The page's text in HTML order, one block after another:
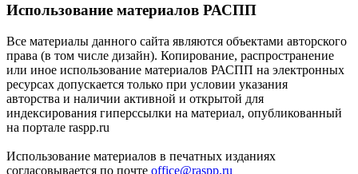
Использование материалов РАСПП
Все материалы данного сайта являются объектами авторского
права (в том числе дизайн). Копирование, распространение
или иное использование материалов РАСПП на электронных
ресурсах допускается только при условии указания
авторства и наличии активной и открытой для
индексирования гиперссылки на материал, опубликованный
на портале raspp.ru
Использование материалов в печатных изданиях
согласовывается по почте office@raspp.ru